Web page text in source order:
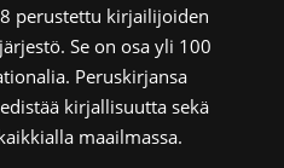
perustettu kirjailijoiden
Se on osa yli 100
Peruskirjansa
kirjallisuutta sekä
maailmassa.